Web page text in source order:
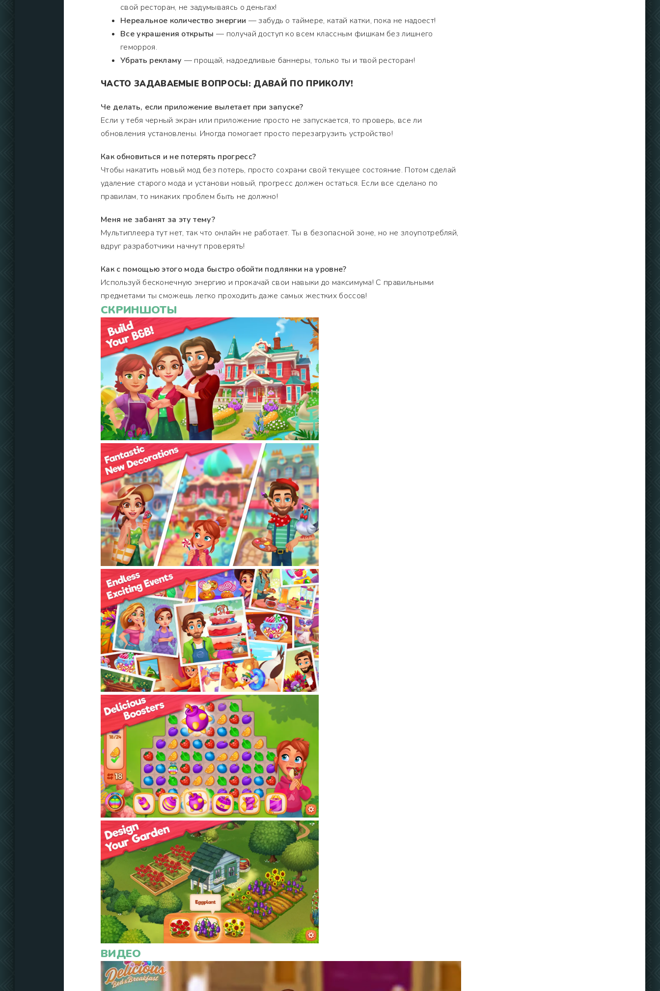
свой ресторан, не задумываясь о деньгах!
Нереальное количество энергии — забудь о таймере, катай катки, пока не надоест!
Все украшения открыты — получай доступ ко всем классным фишкам без лишнего
геморроя.
Убрать рекламу — прощай, надоедливые баннеры, только ты и твой ресторан!
ЧАСТО ЗАДАВАЕМЫЕ ВОПРОСЫ: ДАВАЙ ПО ПРИКОЛУ!
Че делать, если приложение вылетает при запуске?
Если у тебя черный экран или приложение просто не запускается, то проверь, все ли
обновления установлены. Иногда помогает просто перезагрузить устройство!
Как обновиться и не потерять прогресс?
Чтобы накатить новый мод без потерь, просто сохрани свой текущее состояние. Потом сделай
удаление старого мода и установи новый, прогресс должен остаться. Если все сделано по
правилам, то никаких проблем быть не должно!
Меня не забанят за эту тему?
Мультиплеера тут нет, так что онлайн не работает. Ты в безопасной зоне, но не злоупотребляй,
вдруг разработчики начнут проверять!
Как с помощью этого мода быстро обойти подлянки на уровне?
Используй бесконечную энергию и прокачай свои навыки до максимума! С правильными
предметами ты сможешь легко проходить даже самых жестких боссов!
СКРИНШОТЫ
ВИДЕО